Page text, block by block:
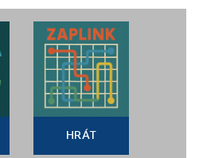
HRÁT